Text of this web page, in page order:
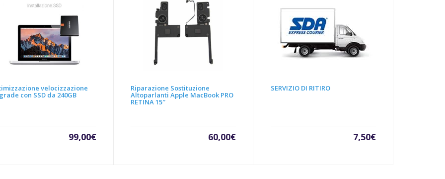
velocizzazione
con SSD da 240GB
99,00€
Riparazione Sostituzione
Altoparlanti Apple MacBook PRO
RETINA 15″
60,00€
SERVIZIO DI RITIRO
7,50€